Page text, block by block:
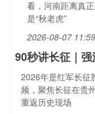
看，河南距离真
是“秋老虎”
2026-08-07
90秒讲长征｜
2026年是红军长征
频，聚焦长征在贵
重返历史现场